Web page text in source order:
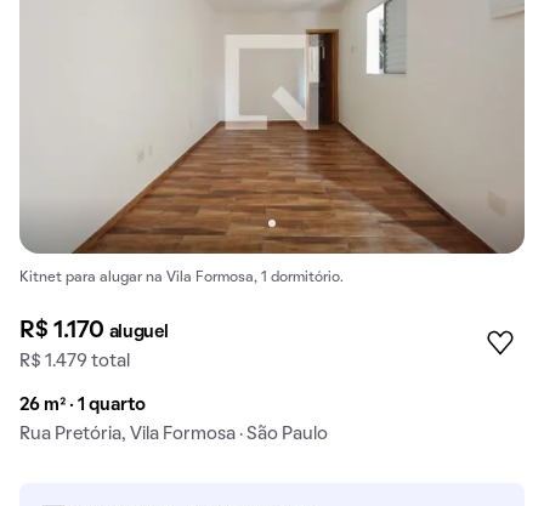
Kitnet para alugar na Vila Formosa, 1 dormitório.
R$ 1.170 aluguel
R$ 1.479 total
26 m² · 1 quarto
Rua Pretória, Vila Formosa · São Paulo